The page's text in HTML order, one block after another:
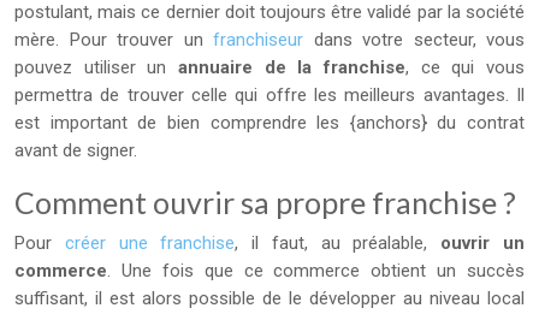
postulant, mais ce dernier doit toujours être validé par la société
mère. Pour trouver un franchiseur dans votre secteur, vous
pouvez utiliser un annuaire de la franchise, ce qui vous
permettra de trouver celle qui offre les meilleurs avantages. Il
est important de bien comprendre les {anchors} du contrat
avant de signer.
Comment ouvrir sa propre franchise ?
Pour créer une franchise, il faut, au préalable, ouvrir un
commerce. Une fois que ce commerce obtient un succès
suffisant, il est alors possible de le développer au niveau local